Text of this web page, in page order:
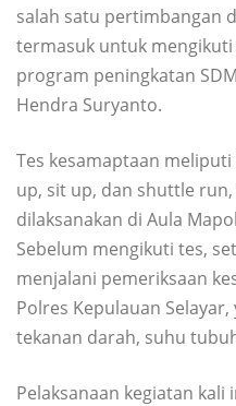
salah satu pertimbangan
termasuk untuk
program peningkatan
Hendra Suryanto.
Tes kesamaptaan
up, sit up, dan shuttle
dilaksanakan di Aula
Sebelum mengikuti tes,
menjalani pemeriksaan
Polres Kepulauan
tekanan darah, suhu
Pelaksanaan kegiatan